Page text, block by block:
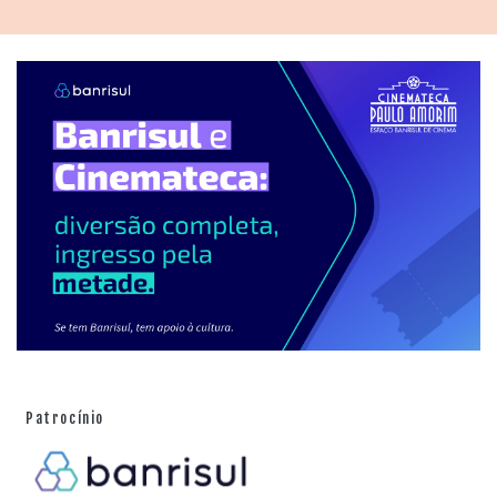
em que o governo do Rio de Janeiro precisava de ajuda
financeira da União. A grande ironia é que Brizola não
aderiu ao impeachment do alagoano, argumentando
que o instrumento de remoção do cargo poderia ser
banalizado no futuro. Seus últimos momentos de vida
são resgatados na figura do polêmico dirigente
pedetista Carlos Lupi.
O diretor Silvio Tendler é conhecido como "o cineasta
dos vencidos" ou "o cineasta dos sonhos
interrompidos", sendo responsável por outras
cinebiografias semelhantes comoOs Anos JK – Uma
utiliza diversas imagens. Uma pequena equipe de
liderada por Flávia Seligman e Maria Henriqueta Satt.
Duas narradoras – Ítala Nandi e Julia Lemmertz –
Patrocínio